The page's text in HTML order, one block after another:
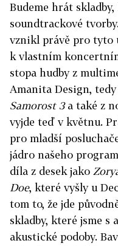
Budeme hrát
soundtrackové
vznikl právě pro tyto
k vlastním
stopa hudby z
Amanita Design,
Samorost 3a také z
vyjde teď v květnu.
pro mladší
jádro našeho
díla z desek jako
Doe, které vyšly u
tom to, že jde
skladby, které jsme s
akustické podoby.